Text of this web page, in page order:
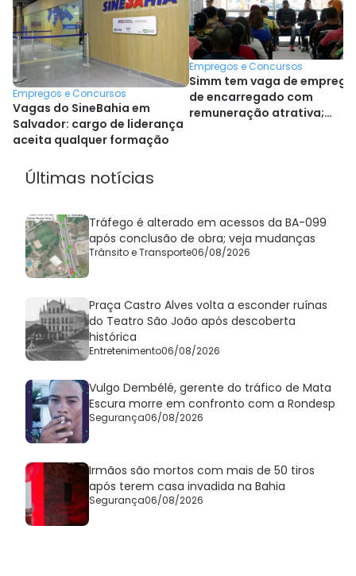
Empregos e Concursos
Vagas do SineBahia em
Salvador: cargo de liderança
aceita qualquer formação
Empregos e Concursos
Simm tem vaga de emprego
de encarregado com
remuneração atrativa;
Últimas notícias
Tráfego é alterado em acessos da BA-099
após conclusão de obra; veja mudanças
Trânsito e Transporte06/08/2026
Praça Castro Alves volta a esconder ruínas
do Teatro São João após descoberta
histórica
Entretenimento06/08/2026
Vulgo Dembélé, gerente do tráfico de Mata
Escura morre em confronto com a Rondesp
Segurança06/08/2026
Irmãos são mortos com mais de 50 tiros
após terem casa invadida na Bahia
Segurança06/08/2026